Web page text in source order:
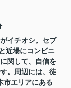
イチオシ。セブ
近場にコンビニ
関して、自信を
。周辺には、徒
市エリアにある